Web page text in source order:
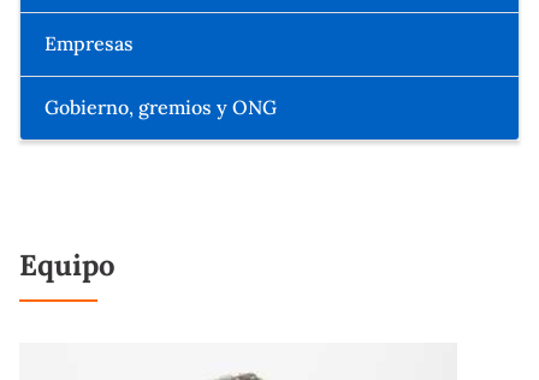
Empresas
Gobierno, gremios y ONG
Equipo